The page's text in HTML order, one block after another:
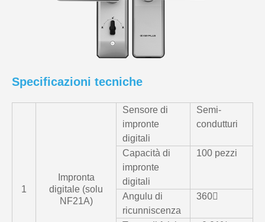
Specificazioni tecniche
1
Impronta
digitale (solu
NF21A)
Sensore di
impronte
digitali
Semi-
condutturi
Capacità di
impronte
digitali
100 pezzi
Angulu di
ricunniscenza
360〫